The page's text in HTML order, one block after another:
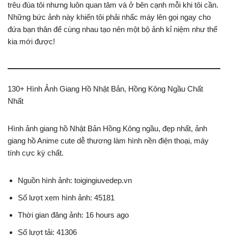
trêu đùa tôi nhưng luôn quan tâm và ở bên cạnh mỗi khi tôi cần.
Những bức ảnh này khiến tôi phải nhấc máy lên gọi ngay cho
đứa bạn thân để cùng nhau tạo nên một bộ ảnh kỉ niệm như thế
kia mới được!
130+ Hình Ảnh Giang Hồ Nhật Bản, Hồng Kông Ngầu Chất
Nhất
Hình ảnh giang hồ Nhật Bản Hồng Kông ngầu, đẹp nhất, ảnh
giang hồ Anime cute dễ thương làm hình nền điện thoại, máy
tính cực kỳ chất.
Nguồn hình ảnh: toigingiuvedep.vn
Số lượt xem hình ảnh: 45181
Thời gian đăng ảnh: 16 hours ago
Số lượt tải: 41306